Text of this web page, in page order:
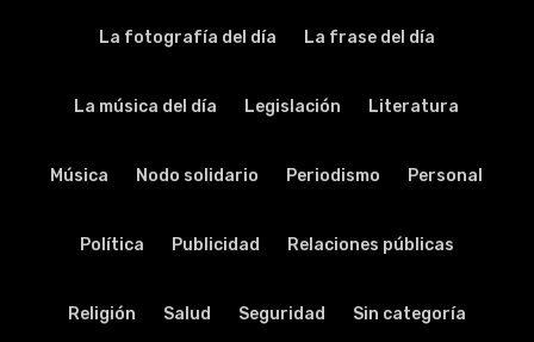
La fotografía del día La frase del día
La música del día Legislación Literatura
Música Nodo solidario Periodismo Personal
Política Publicidad Relaciones públicas
Religión Salud Seguridad Sin categoría